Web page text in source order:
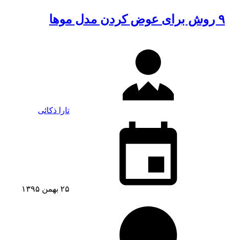
۹ روش برای عوض کردن مدل موها
تارا ذکائی
۲۵ بهمن ۱۳۹۵